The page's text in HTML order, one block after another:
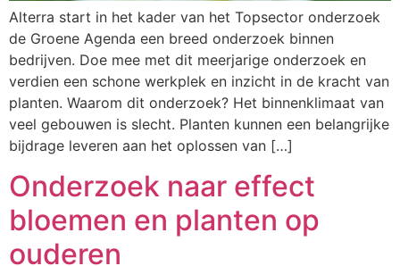
Alterra start in het kader van het Topsector onderzoek
de Groene Agenda een breed onderzoek binnen
bedrijven. Doe mee met dit meerjarige onderzoek en
verdien een schone werkplek en inzicht in de kracht van
planten. Waarom dit onderzoek? Het binnenklimaat van
veel gebouwen is slecht. Planten kunnen een belangrijke
bijdrage leveren aan het oplossen van […]
Onderzoek naar effect
bloemen en planten op
ouderen